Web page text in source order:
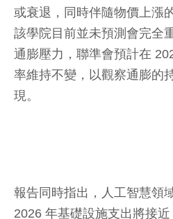
或衰退，同時伴隨物價上漲
該學院目前並未預測會完全
通膨壓力，聯準會預計在
率維持不變，以觀察通膨的
現。
報告同時指出，人工智慧領
2026 年基礎設施支出將接